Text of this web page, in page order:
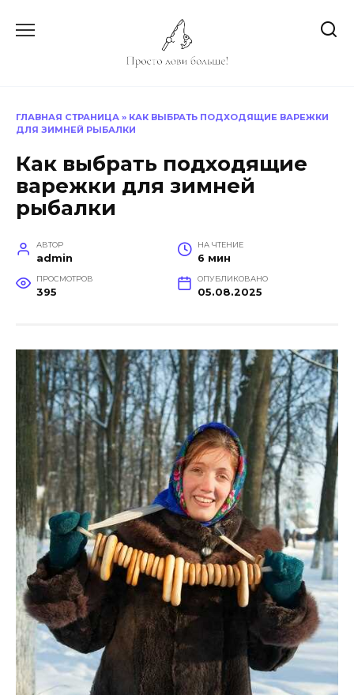
ГЛАВНАЯ СТРАНИЦА » КАК ВЫБРАТЬ ПОДХОДЯЩИЕ ВАРЕЖКИ
ДЛЯ ЗИМНЕЙ РЫБАЛКИ
Как выбрать подходящие
варежки для зимней
рыбалки
АВТОР
admin
НА ЧТЕНИЕ
6 мин
ПРОСМОТРОВ
395
ОПУБЛИКОВАНО
05.08.2025